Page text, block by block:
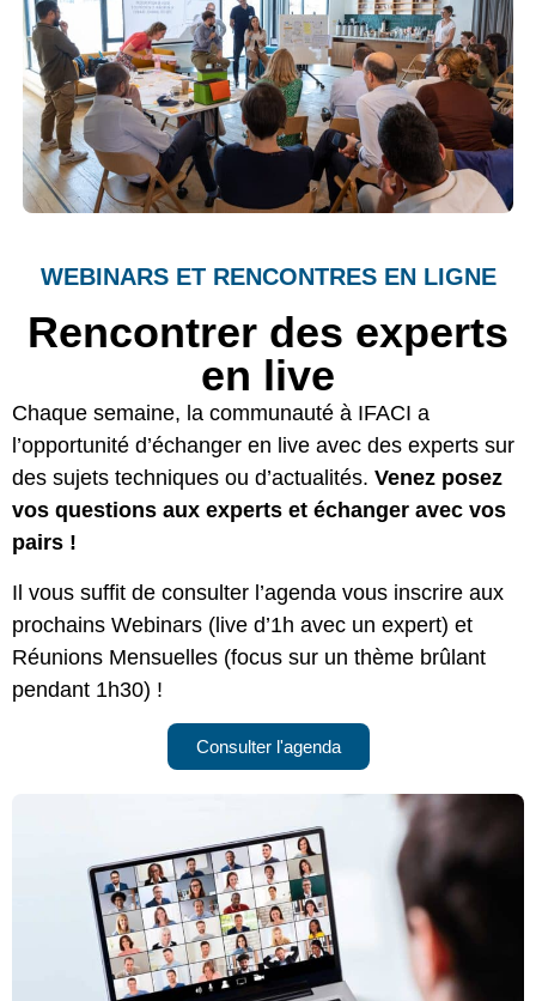
WEBINARS ET RENCONTRES EN LIGNE
Rencontrer des experts
en live
Chaque semaine, la communauté à IFACI a
l’opportunité d’échanger en live avec des experts sur
des sujets techniques ou d’actualités. Venez posez
vos questions aux experts et échanger avec vos
pairs !
Il vous suffit de consulter l’agenda vous inscrire aux
prochains Webinars (live d’1h avec un expert) et
Réunions Mensuelles (focus sur un thème brûlant
pendant 1h30) !
Consulter l'agenda